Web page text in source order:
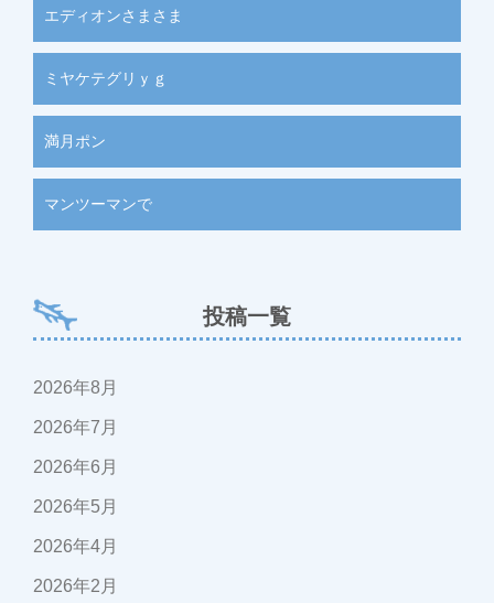
エディオンさまさま
ミヤケテグリｙｇ
満月ポン
マンツーマンで
投稿一覧
2026年8月
2026年7月
2026年6月
2026年5月
2026年4月
2026年2月